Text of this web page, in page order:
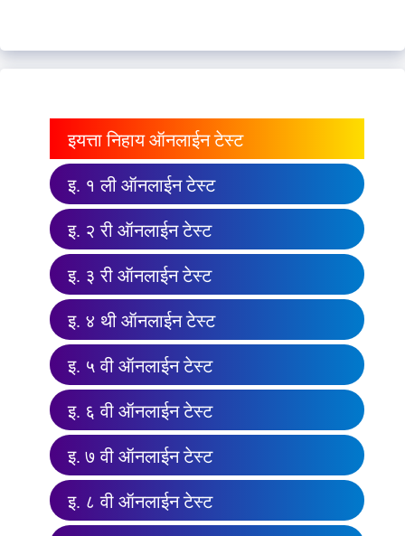
इयत्ता निहाय ऑनलाईन टेस्ट
इ. १ ली ऑनलाईन टेस्ट
इ. २ री ऑनलाईन टेस्ट
इ. ३ री ऑनलाईन टेस्ट
इ. ४ थी ऑनलाईन टेस्ट
इ. ५ वी ऑनलाईन टेस्ट
इ. ६ वी ऑनलाईन टेस्ट
इ. ७ वी ऑनलाईन टेस्ट
इ. ८ वी ऑनलाईन टेस्ट